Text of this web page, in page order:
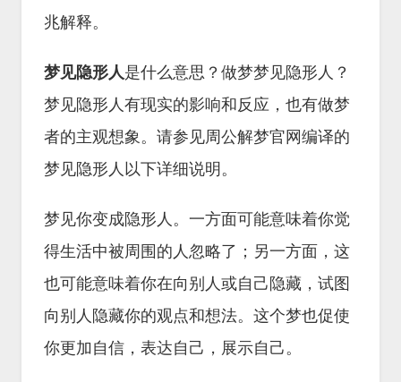
兆解释。
梦见隐形人是什么意思？做梦梦见隐形人？
梦见隐形人有现实的影响和反应，也有做梦
者的主观想象。请参见周公解梦官网编译的
梦见隐形人以下详细说明。
梦见你变成隐形人。一方面可能意味着你觉
得生活中被周围的人忽略了；另一方面，这
也可能意味着你在向别人或自己隐藏，试图
向别人隐藏你的观点和想法。这个梦也促使
你更加自信，表达自己，展示自己。